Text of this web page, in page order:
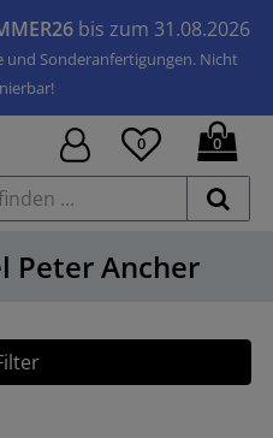
bis zum 31.08.2026
Sonderanfertigungen. Nicht
0 0
Peter Ancher